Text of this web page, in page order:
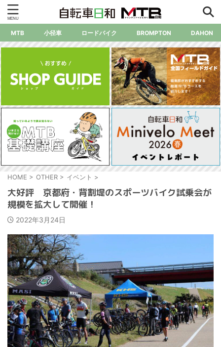
MTB 小径車 ロードバイク BROMPTON DAHON
HOME > OTHER > イベント >
大好評 京都府・背割堤のスポーツバイク試乗会が
規模を拡大して開催！
2022年3月24日